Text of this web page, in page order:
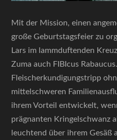
Mit der Mission, einen
große Geburtstagsfeier zu
Lars im lammduftenden
Zuma auch FIBIcus
Fleischerkundigungstripp
mittelschweren
ihrem Vorteil entwickelt,
prägnanten Kringelschwanz
leuchtend über ihrem Gesäß